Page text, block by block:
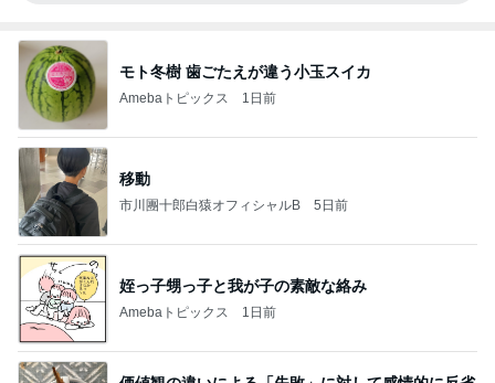
モト冬樹 歯ごたえが違う小玉スイカ
Amebaトピックス 1日前
移動
市川團十郎白猿オフィシャルB 5日前
姪っ子甥っ子と我が子の素敵な絡み
Amebaトピックス 1日前